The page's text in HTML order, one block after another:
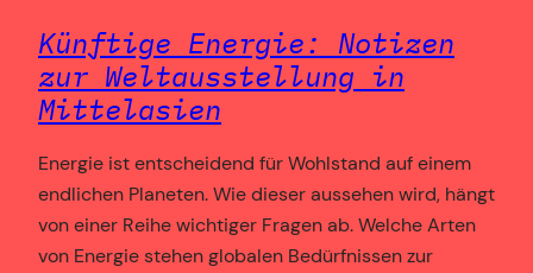
Künftige Energie: Notizen
zur Weltausstellung in
Mittelasien
Energie ist entscheidend für Wohlstand auf einem
endlichen Planeten. Wie dieser aussehen wird, hängt
von einer Reihe wichtiger Fragen ab. Welche Arten
von Energie stehen globalen Bedürfnissen zur